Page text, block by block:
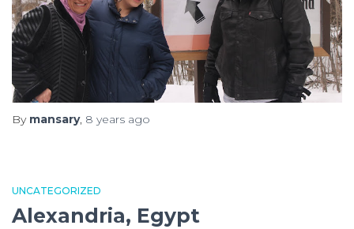
By mansary, 8 years ago
UNCATEGORIZED
Alexandria, Egypt